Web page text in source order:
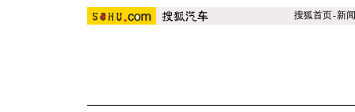
搜狐首页-新闻